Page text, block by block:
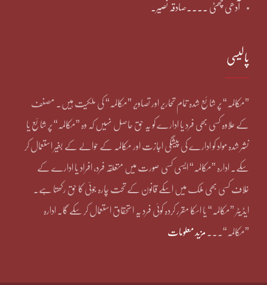
آدھی چھٹی ۔۔۔۔صادقہ نصیر۔
پالیسی
”مکالمہ“ پر شائع شدہ تمام تحاریر اور تصاویر ”مکالمہ“ کی ملکیت ہیں۔ مصنف
کے علاوہ کسی بھی فرد یا ادارے کو یہ حق حاصل نہیں کہ وہ ”مکالمہ“ پر شائع یا
نشر شدہ مواد کو ادارے کی پیشگی اجازت اور مکالمہ کے حوالے کے بغیر استعمال کر
سکے۔ ادارہ ”مکالمہ“ ایسی کسی صورت میں متعلقہ فرد، افراد یا ادارے کے
خلاف کسی بھی ملک میں اسکے قانون کے تحت چارہ جوئی کا حق رکھتا ہے۔
ایڈیٹر ”مکالمہ“ یا اسکا مقرر کردہ کوئی فرد یہ استحقاق استعمال کر سکے گا۔ ادارہ
”مکالمہ“۔۔۔ مزید معلومات